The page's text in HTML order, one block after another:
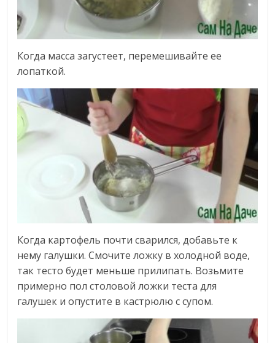
Когда масса загустеет, перемешивайте ее
лопаткой.
Когда картофель почти сварился, добавьте к
нему галушки. Смочите ложку в холодной воде,
так тесто будет меньше прилипать. Возьмите
примерно пол столовой ложки теста для
галушек и опустите в кастрюлю с супом.